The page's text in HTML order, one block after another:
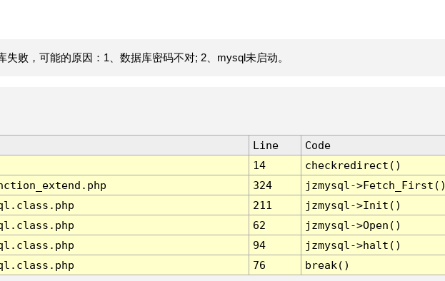
失败，可能的原因：1、数据库密码不对; 2、mysql未启动。
Line
Code
14
checkredirect()
324
jzmysql-
211
jzmysql->Init()
62
jzmysql->Open()
94
jzmysql->halt()
76 break()